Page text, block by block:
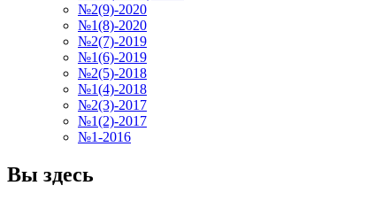
№2(9)-2020
№1(8)-2020
№2(7)-2019
№1(6)-2019
№2(5)-2018
№1(4)-2018
№2(3)-2017
№1(2)-2017
№1-2016
Вы здесь